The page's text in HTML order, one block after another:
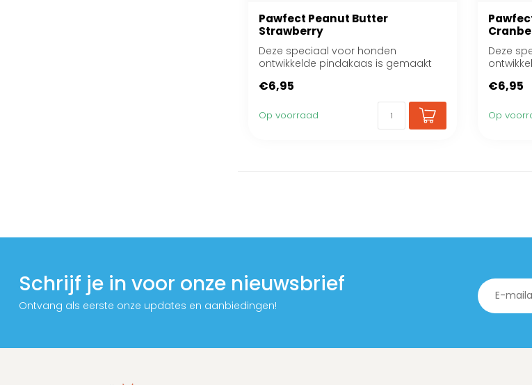
Pawfect Peanut Butter
Strawberry
Deze speciaal voor honden
ontwikkelde pindakaas is gemaakt
€6,95
Op voorraad
Deze
€6,95
Op
Schrijf je in voor onze nieuwsbrief
Ontvang als eerste onze updates en aanbiedingen!